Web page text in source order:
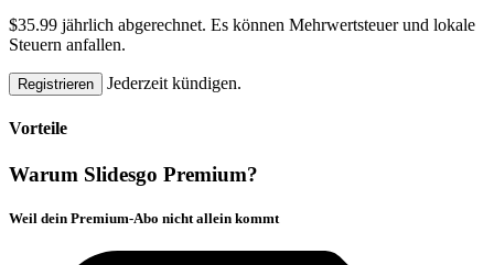
$35.99 jährlich abgerechnet. Es können Mehrwertsteuer und lokale
Steuern anfallen.
Registrieren Jederzeit kündigen.
Vorteile
Warum Slidesgo Premium?
Weil dein Premium-Abo nicht allein kommt